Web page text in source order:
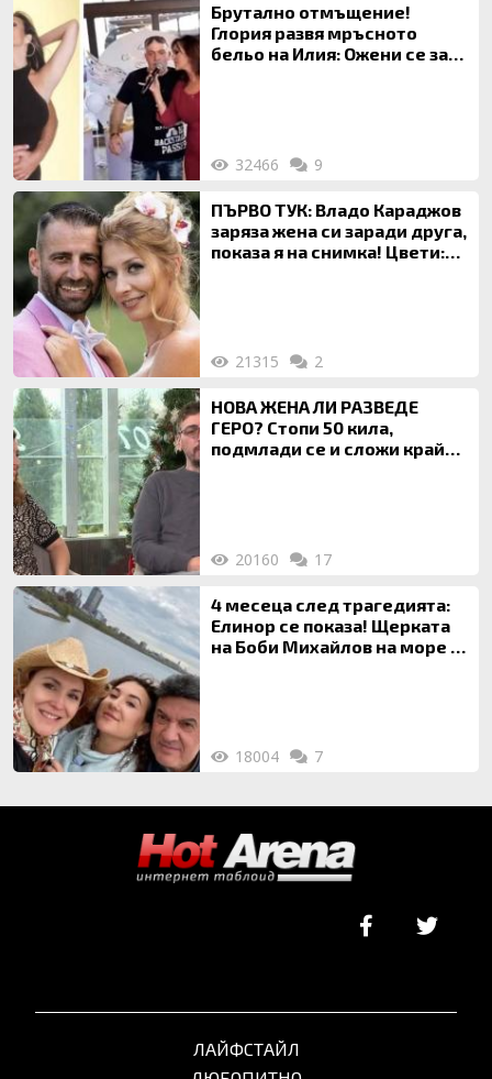
Брутално отмъщение!
Глория развя мръсното
бельо на Илия: Ожени се за
32466 9
ПЪРВО ТУК: Владо Караджов
заряза жена си заради друга,
показа я на снимка! Цвети:
21315 2
НОВА ЖЕНА ЛИ РАЗВЕДЕ
ГЕРО? Стопи 50 кила,
подмлади се и сложи край
20160 17
4 месеца след трагедията:
Елинор се показа! Щерката
на Боби Михайлов на море с
18004 7
ЛАЙФСТАЙЛ